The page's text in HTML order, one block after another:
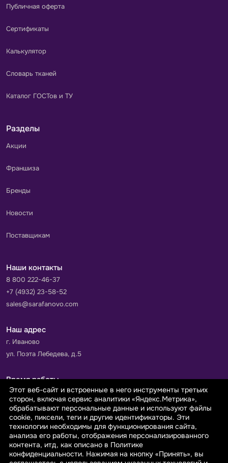
Публичная оферта
Сертификаты
Калькулятор
Словарь тканей
Каталог ГОСТов и ТУ
Разделы
Акции
Франшиза
Бренды
Новости
Поставщикам
Наши контакты
8 800 222-46-37
+7 (4932) 23-58-52
sales@sarafanovo.com
Наш адрес
г. Иваново
ул. Поэта Лебедева, д.5
Время работы
Пн-Пт с 9.00 до 18.00
Сб-Вс: выходной
Принимаем к оплате
Этот веб-сайт и встроенные в него инструменты третьих
сторон, включая сервис аналитики «Яндекс.Метрика»,
обрабатывают персональные данные и используют файлы
cookie, пиксели, теги и другие идентификаторы. Эти
технологии необходимы для функционирования сайта,
анализа его работы, отображения персонализированного
контента, итд, как описано в Политике
конфиденциальности. Нажимая на кнопку «Принять», вы